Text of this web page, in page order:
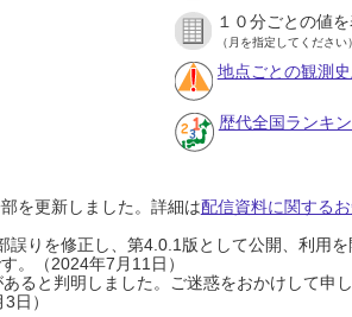
１０分ごとの値
（月を指定してください）
地点ごとの観測
歴代全国ランキ
を更新しました。詳細は配信資料に関する
りを修正し、第4.0.1版として公開、利用
。（2024年7月11日）
ると判明しました。ご迷惑をおかけして申
日）